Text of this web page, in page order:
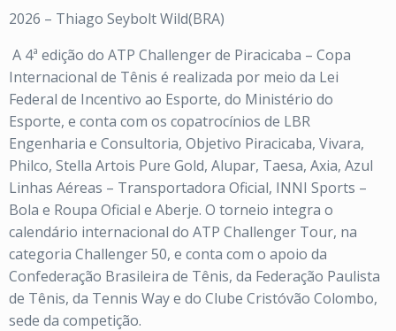
2026 – Thiago Seybolt Wild(BRA)
A 4ª edição do ATP Challenger de Piracicaba – Copa
Internacional de Tênis é realizada por meio da Lei
Federal de Incentivo ao Esporte, do Ministério do
Esporte, e conta com os copatrocínios de LBR
Engenharia e Consultoria, Objetivo Piracicaba, Vivara,
Philco, Stella Artois Pure Gold, Alupar, Taesa, Axia, Azul
Linhas Aéreas – Transportadora Oficial, INNI Sports –
Bola e Roupa Oficial e Aberje. O torneio integra o
calendário internacional do ATP Challenger Tour, na
categoria Challenger 50, e conta com o apoio da
Confederação Brasileira de Tênis, da Federação Paulista
de Tênis, da Tennis Way e do Clube Cristóvão Colombo,
sede da competição.